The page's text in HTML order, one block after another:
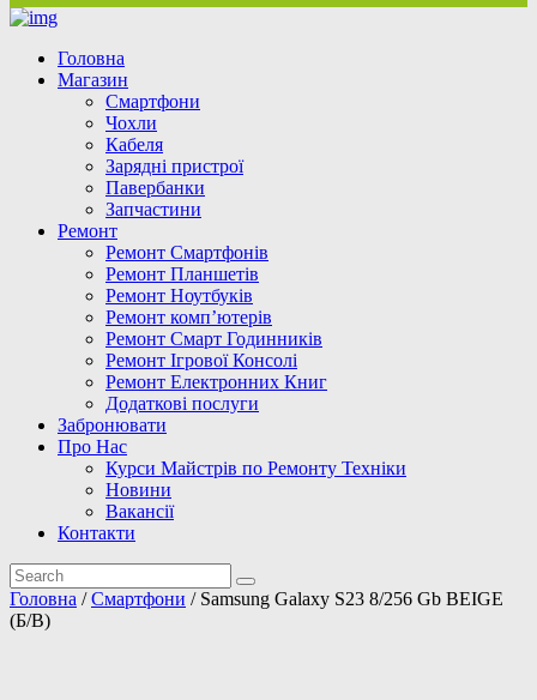
Головна
Магазин
Смартфони
Чохли
Кабеля
Зарядні пристрої
Павербанки
Запчастини
Ремонт
Ремонт Смартфонів
Ремонт Планшетів
Ремонт Ноутбуків
Ремонт комп’ютерів
Ремонт Смарт Годинників
Ремонт Ігрової Консолі
Ремонт Електронних Книг
Додаткові послуги
Забронювати
Про Нас
Курси Майстрів по Ремонту Техніки
Новини
Вакансії
Контакти
Головна /Смартфони / Samsung Galaxy S23 8/256 Gb BEIGE
(Б/В)